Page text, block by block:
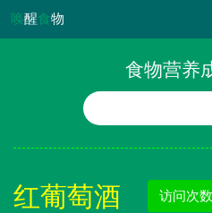
唤醒食物
食物营养
食物名称
红葡萄酒 访问次